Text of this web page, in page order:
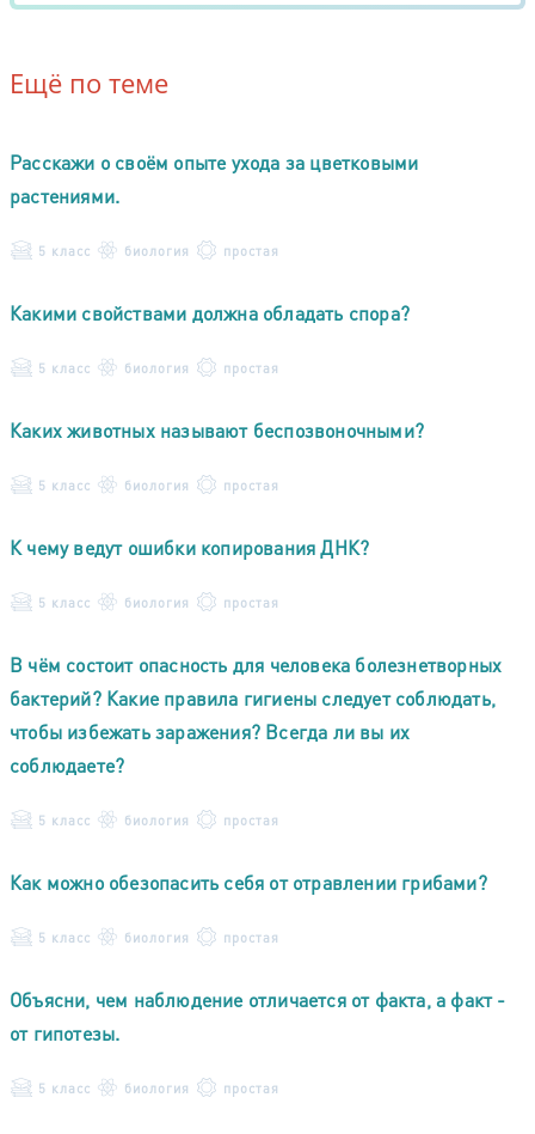
Ещё по теме
Расскажи о своём опыте ухода за цветковыми
растениями.
5 класс биология простая
Какими свойствами должна обладать спора?
5 класс биология простая
Каких животных называют беспозвоночными?
5 класс биология простая
К чему ведут ошибки копирования ДНК?
5 класс биология простая
В чём состоит опасность для человека болезнетворных
бактерий? Какие правила гигиены следует соблюдать,
чтобы избежать заражения? Всегда ли вы их
соблюдаете?
5 класс биология простая
Как можно обезопасить себя от отравлении грибами?
5 класс биология простая
Объясни, чем наблюдение отличается от факта, а факт -
от гипотезы.
5 класс биология простая